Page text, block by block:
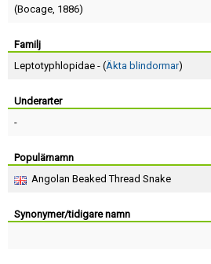
(Bocage, 1886)
Familj
Leptotyphlopidae - (Äkta blindormar)
Underarter
-
Populärnamn
Angolan Beaked Thread Snake
Synonymer/tidigare namn
Terms of Service
Skapa konto